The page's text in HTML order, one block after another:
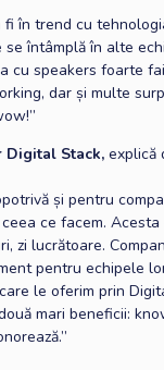
în trend cu
întâmplă în alte
cu speakers foarte
dar și multe
Digital Stack, explică
și pentru
ce facem.
zi lucrătoare.
pentru echipele
le oferim prin
mari beneficii: